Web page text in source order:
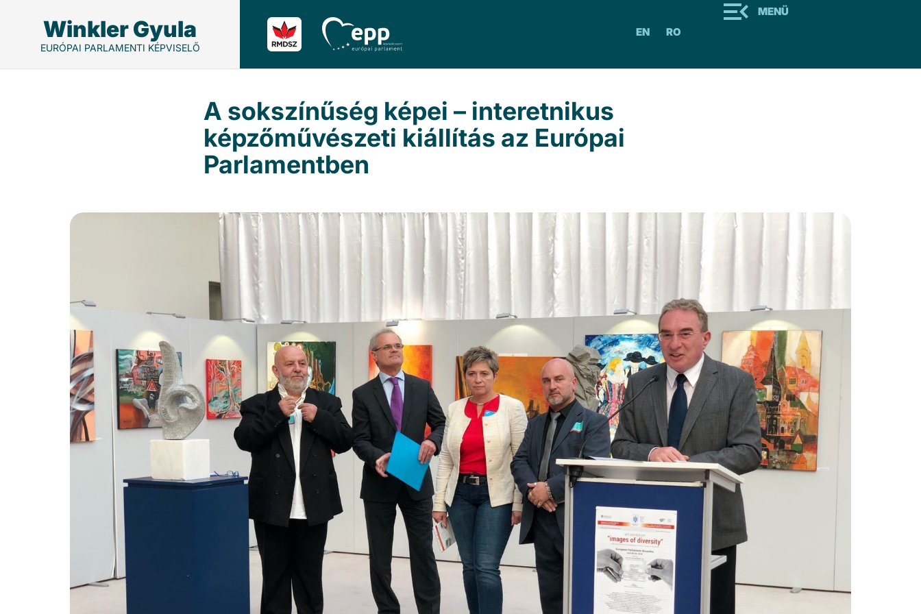
Winkler Gyula
EURÓPAI PARLAMENTI KÉPVISELŐ
EN RO
MENÜ
A sokszínűség képei – interetnikus
képzőművészeti kiállítás az Európai
Parlamentben